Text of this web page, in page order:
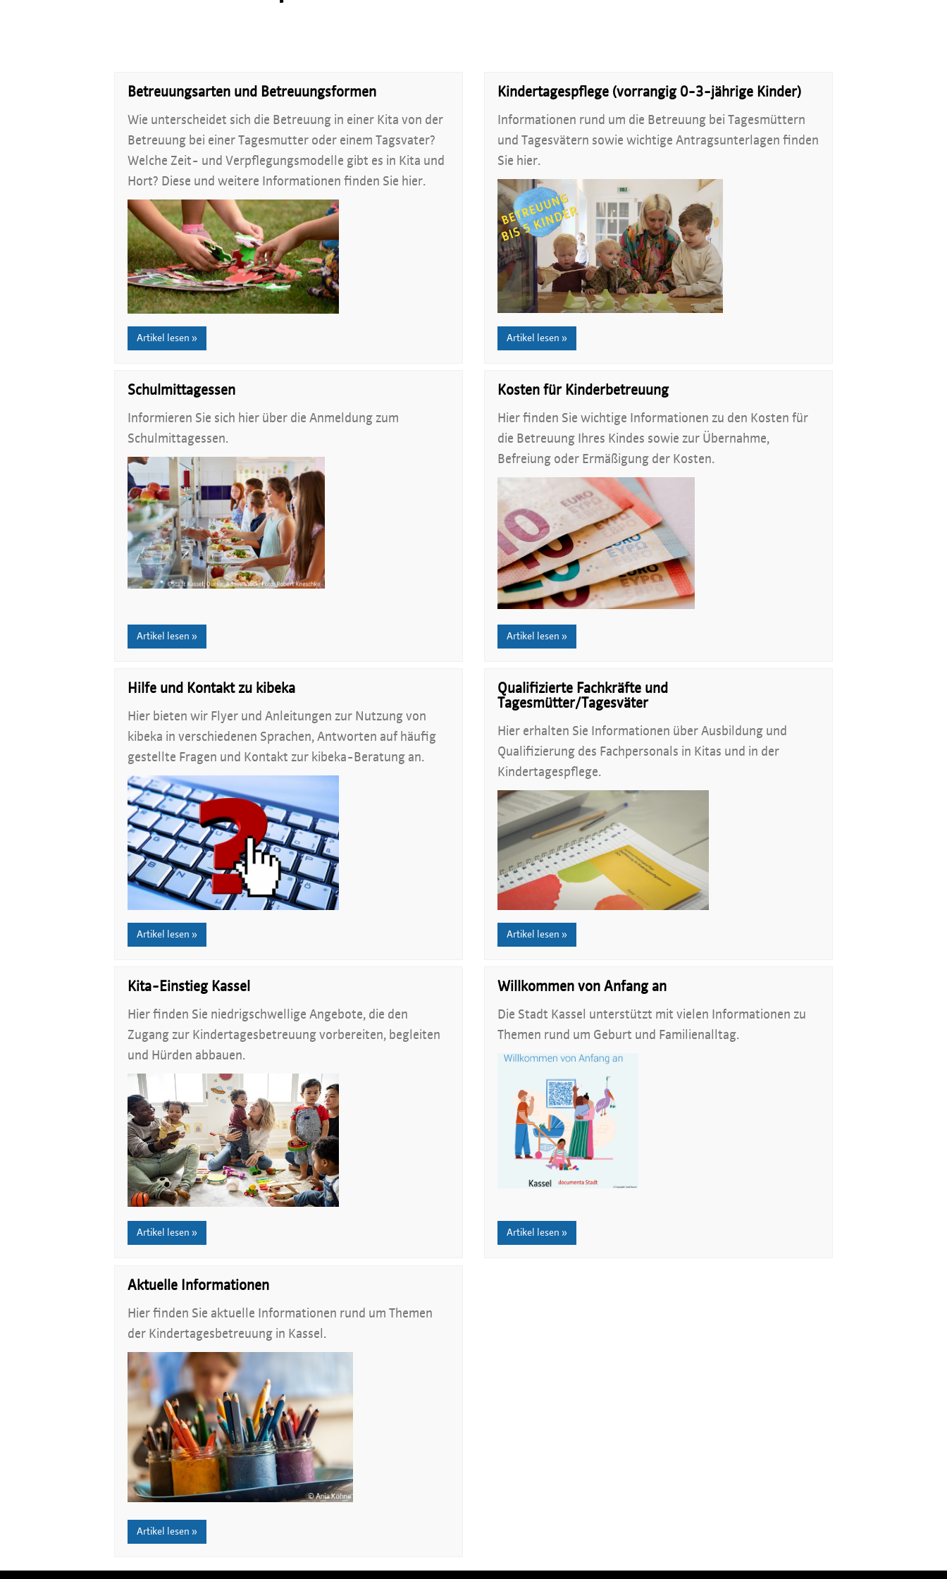
Betreuungsarten und Betreuungsformen
Wie unterscheidet sich die Betreuung in einer Kita von der
Betreuung bei einer Tagesmutter oder einem Tagsvater?
Welche Zeit- und Verpflegungsmodelle gibt es in Kita und
Hort? Diese und weitere Informationen finden Sie hier.
Artikel lesen »
Kindertagespflege (vorrangig 0-3-jährige Kinder)
Informationen rund um die Betreuung bei Tagesmüttern
und Tagesvätern sowie wichtige Antragsunterlagen finden
Sie hier.
Artikel lesen »
Schulmittagessen
Informieren Sie sich hier über die Anmeldung zum
Schulmittagessen.
Artikel lesen »
Kosten für Kinderbetreuung
Hier finden Sie wichtige Informationen zu den Kosten für
die Betreuung Ihres Kindes sowie zur Übernahme,
Befreiung oder Ermäßigung der Kosten.
Artikel lesen »
Hilfe und Kontakt zu kibeka
Hier bieten wir Flyer und Anleitungen zur Nutzung von
kibeka in verschiedenen Sprachen, Antworten auf häufig
gestellte Fragen und Kontakt zur kibeka-Beratung an.
Artikel lesen »
Qualifizierte Fachkräfte und
Tagesmütter/Tagesväter
Hier erhalten Sie Informationen über Ausbildung und
Qualifizierung des Fachpersonals in Kitas und in der
Kindertagespflege.
Artikel lesen »
Kita-Einstieg Kassel
Hier finden Sie niedrigschwellige Angebote, die den
Zugang zur Kindertagesbetreuung vorbereiten, begleiten
und Hürden abbauen.
Artikel lesen »
Willkommen von Anfang an
Die Stadt Kassel unterstützt mit vielen Informationen zu
Themen rund um Geburt und Familienalltag.
Artikel lesen »
Aktuelle Informationen
Hier finden Sie aktuelle Informationen rund um Themen
der Kindertagesbetreuung in Kassel.
Artikel lesen »